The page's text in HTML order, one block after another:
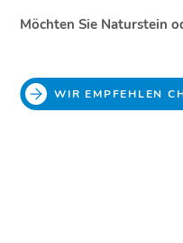
Möchten Sie Naturstein
WIR EMPFEHLEN